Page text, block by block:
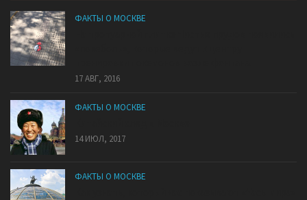
ФАКТЫ О МОСКВЕ
17 АВГ, 2016
ФАКТЫ О МОСКВЕ
14 ИЮЛ, 2017
ФАКТЫ О МОСКВЕ